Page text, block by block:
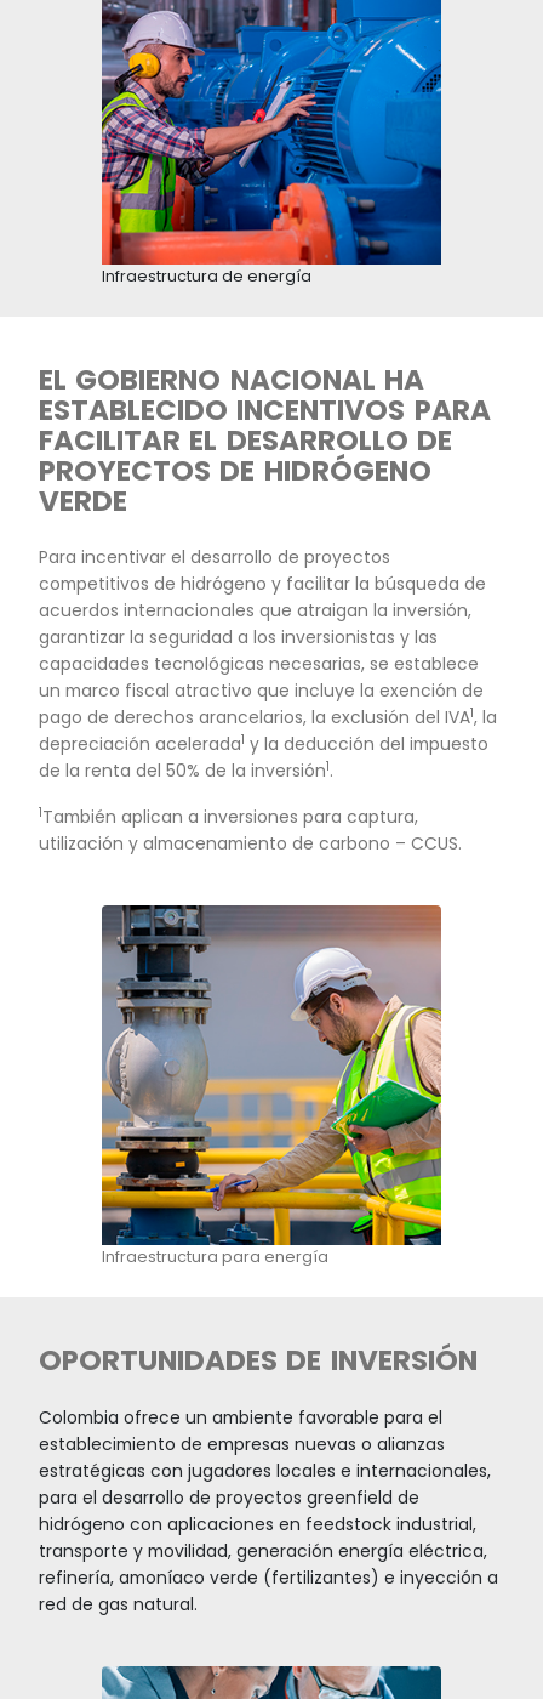
GRAN INTERÉS NACIONAL E
INTERNACIONAL PARA
DESARROLLAR EL MERCADO
HIDRÓGENO
una capacidad de electrólisis de 1 a 3 GW e
por más de USD 5.5 Millones, se han
lazos de cooperación con los gobiernos de
Alemania, Países Bajos, Corea, Australia y EAU,
otros, en materia técnica, científica,
mercado del hidrógeno más transparente.
empresas nacionales e internacionales, en
de 2021, manifestaron su compromiso con el
de la hoja de ruta: Engie, Siemens, Daimler,
Ecopetrol, Promigas, Grupo de Energía de
Un robusto ecosistema compuesto por un
minera, producción de petróleo y gas,
combustibles, y generación de energía.
sector, la Asociación Colombiana de
Hidrógeno de Colombia, que reúne a más de
jugadores relevantes nacionales
Cámara de Hidrógeno de la Asociación
Empresarios de Colombia – ANDI. Esta
se complementa con la academia para la
investigación de nuevas tecnologías y
nuevos profesionales.
Infraestructura de energía